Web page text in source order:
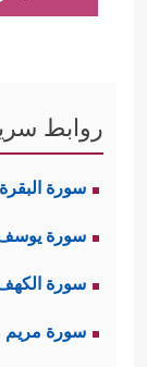
روابط
سورة البقرة
سورة
سورة
سورة مريم